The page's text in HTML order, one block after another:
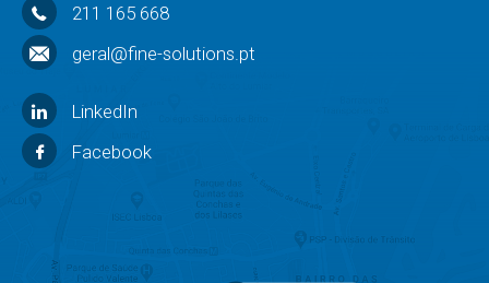
211 165 668
geral@fine-solutions.pt
LinkedIn
Facebook